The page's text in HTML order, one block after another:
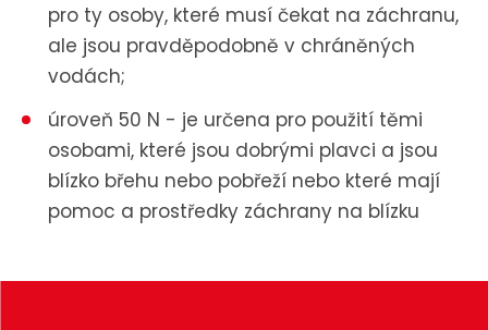
pro ty osoby, které musí čekat na záchranu,
ale jsou pravděpodobně v chráněných
vodách;
úroveň 50 N - je určena pro použití těmi
osobami, které jsou dobrými plavci a jsou
blízko břehu nebo pobřeží nebo které mají
pomoc a prostředky záchrany na blízku